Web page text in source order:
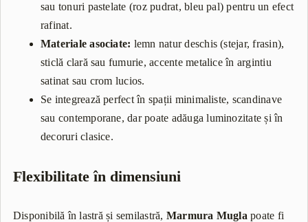
sau tonuri pastelate (roz pudrat, bleu pal) pentru un efect
rafinat.
Materiale asociate: lemn natur deschis (stejar, frasin),
sticlă clară sau fumurie, accente metalice în argintiu
satinat sau crom lucios.
Se integrează perfect în spații minimaliste, scandinave
sau contemporane, dar poate adăuga luminozitate și în
decoruri clasice.
Flexibilitate în dimensiuni
Disponibilă în lastră și semilastră, Marmura Mugla poate fi